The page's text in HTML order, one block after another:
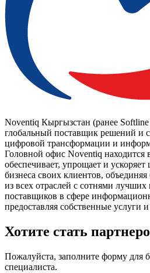
Noventiq Кыргызстан (ранее
глобальный поставщик решений и
цифровой трансформации и
Головной офис Noventiq
обеспечивает, упрощает и
бизнеса своих клиентов,
из всех отраслей с сотнями лучших
поставщиков в сфере
предоставляя собственные услуги
Хотите стать
Пожалуйста, заполните форму для
специалиста.